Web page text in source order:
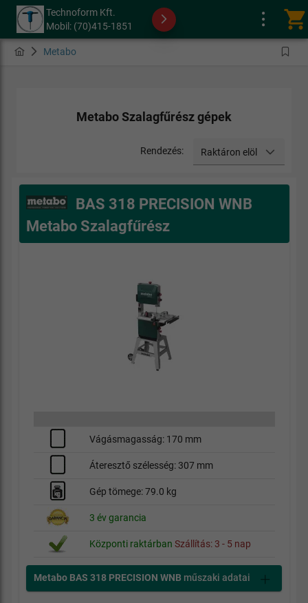
Technoform Kft.
Mobil: (70)415-1851
shopping_cart
Metabo
Metabo Szalagfűrész gépek
Rendezés: Raktáron elöl
BAS 318 PRECISION WNB
Metabo Szalagfűrész
Vágásmagasság: 170 mm
Áteresztő szélesség: 307 mm
Gép tömege: 79.0 kg
3 év garancia
Központi raktárban Szállítás: 3 - 5 nap
Metabo BAS 318 PRECISION WNB műszaki adatai